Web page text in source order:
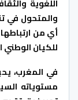
اللغوية
والمتحول في
أي من
للكيان
في المغرب،
مستوياته